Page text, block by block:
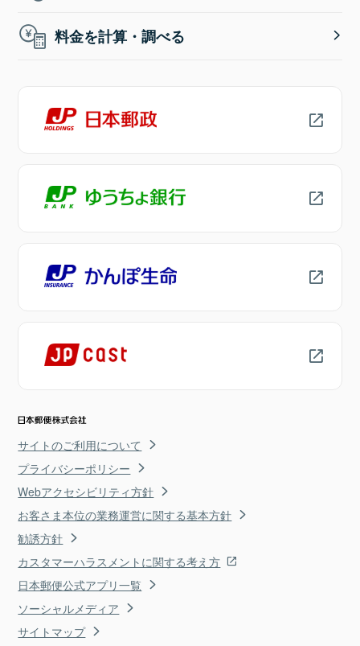
料金を計算・調べる
サイトのご利用について
プライバシーポリシー
Webアクセシビリティ方針
お客さま本位の業務運営に関する基本方針
勧誘方針
カスタマーハラスメントに関する考え方
日本郵便公式アプリ一覧
ソーシャルメディア
サイトマップ